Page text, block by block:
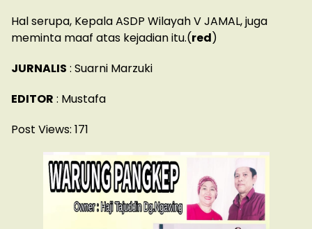
Hal serupa, Kepala ASDP Wilayah V JAMAL, juga
meminta maaf atas kejadian itu.(red)
JURNALIS : Suarni Marzuki
EDITOR : Mustafa
Post Views: 171